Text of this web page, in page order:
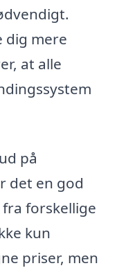
dig mere
at alle
på
det en god
forskellige
kun
priser, men